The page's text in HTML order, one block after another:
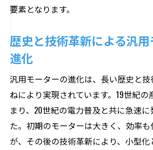
家庭での汎用モーター利用の
持続可能性を高めるためのモー
要性
持続可能性を考慮したモー
イント
環境に優しいモーター技術
再生可能エネルギーとの親
ーター
要素となります。
歴史と技術革新による汎
進化
汎用モーターの進化は、長い歴史と
ねにより実現されています。19世紀の
まり、20世紀の電力普及と共に急速
た。初期のモーターは大きく、効率
が、その後の技術革新により、小型